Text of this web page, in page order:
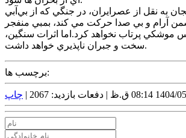
به نقل از عصرايران، در جنگي که از بي‌آبي
آرام و بي صدا حرکت مي کند، بمبي منفجر
موشکي پرتاب نخواهد کرد.اما اثرات سنگين،
سخت و جبران ناپذيري خواهد داشت.
برچسب ها:
دفعات بازدید: 2067 | چاپ